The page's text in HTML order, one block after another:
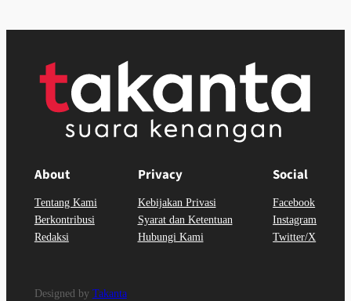
About
Tentang Kami
Berkontribusi
Redaksi
Privacy
Kebijakan Privasi
Syarat dan Ketentuan
Hubungi Kami
Social
Facebook
Instagram
Twitter/X
Designed by Takanta